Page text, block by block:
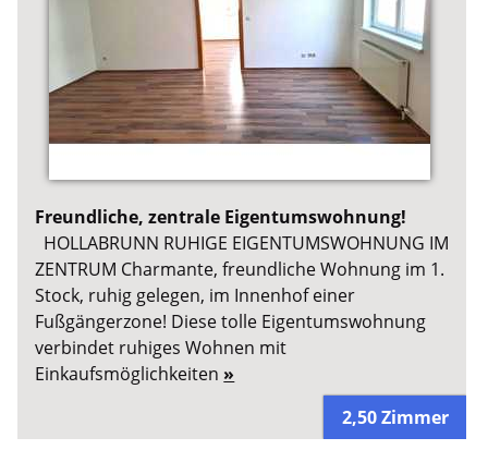
Freundliche, zentrale Eigentumswohnung!
HOLLABRUNN RUHIGE EIGENTUMSWOHNUNG IM
ZENTRUM Charmante, freundliche Wohnung im 1.
Stock, ruhig gelegen, im Innenhof einer
Fußgängerzone! Diese tolle Eigentumswohnung
verbindet ruhiges Wohnen mit
Einkaufsmöglichkeiten »
2,50 Zimmer